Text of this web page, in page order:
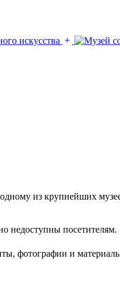
из крупнейших
недоступны посетителям.
фотографии и